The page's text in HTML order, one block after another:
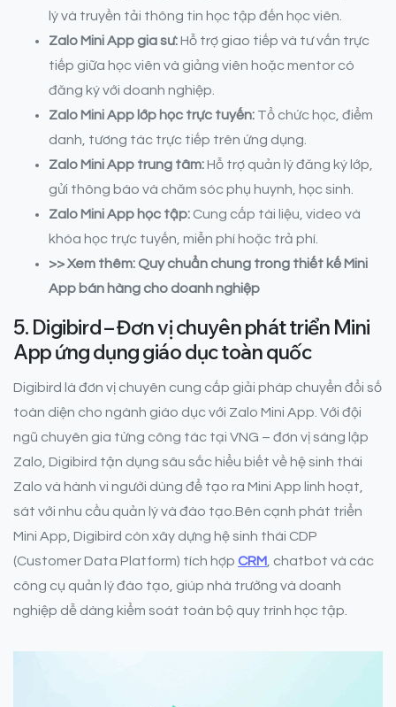
lý và truyền tải thông tin học tập đến học viên.
Zalo Mini App gia sư:Hỗ trợ giao tiếp và tư vấn trực
tiếp giữa học viên và giảng viên hoặc mentor có
đăng ký với doanh nghiệp.
Zalo Mini App lớp học trực tuyến: Tổ chức học, điểm
danh, tương tác trực tiếp trên ứng dụng.
Zalo Mini App trung tâm:Hỗ trợ quản lý đăng ký lớp,
gửi thông báo và chăm sóc phụ huynh, học sinh.
Zalo Mini App học tập: Cung cấp tài liệu, video và
khóa học trực tuyến, miễn phí hoặc trả phí.
>> Xem thêm: Quy chuẩn chung trong thiết kế Mini
App bán hàng cho doanh nghiệp
5. Digibird – Đơn vị chuyên phát triển Mini
App ứng dụng giáo dục toàn quốc
Digibird là đơn vị chuyên cung cấp giải pháp chuyển đổi số
toàn diện cho ngành giáo dục với Zalo Mini App. Với đội
ngũ chuyên gia từng công tác tại VNG – đơn vị sáng lập
Zalo, Digibird tận dụng sâu sắc hiểu biết về hệ sinh thái
Zalo và hành vi người dùng để tạo ra Mini App linh hoạt,
sát với nhu cầu quản lý và đào tạo.Bên cạnh phát triển
Mini App, Digibird còn xây dựng hệ sinh thái CDP
(Customer Data Platform) tích hợp CRM, chatbot và các
công cụ quản lý đào tạo, giúp nhà trường và doanh
nghiệp dễ dàng kiểm soát toàn bộ quy trình học tập.